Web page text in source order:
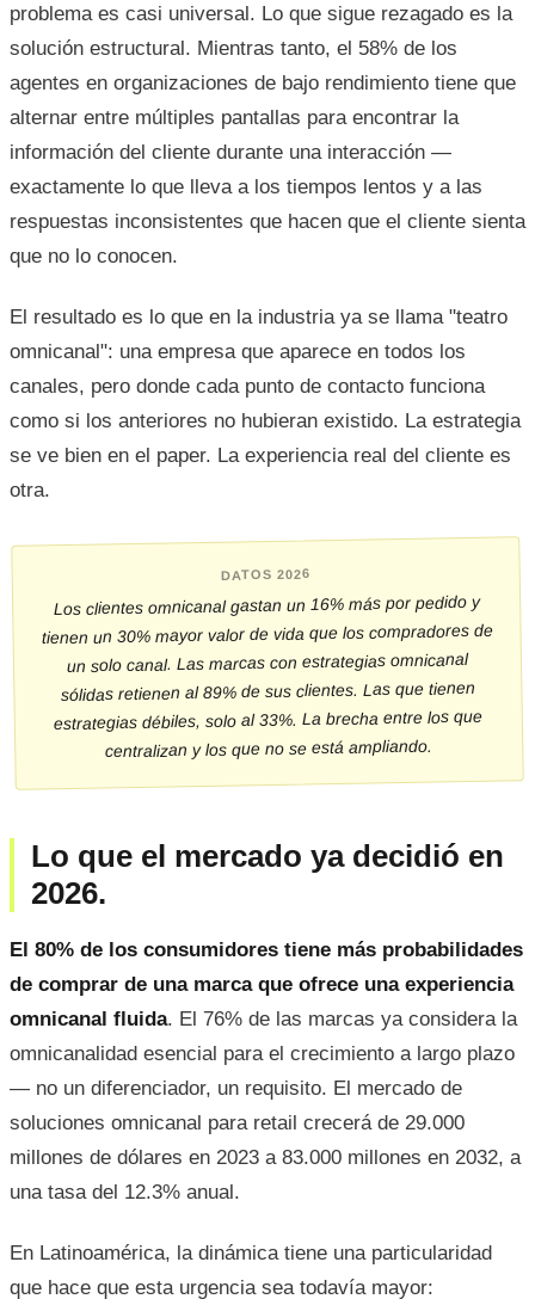
problema es casi universal. Lo que sigue rezagado es la
solución estructural. Mientras tanto, el 58% de los
agentes en organizaciones de bajo rendimiento tiene que
alternar entre múltiples pantallas para encontrar la
información del cliente durante una interacción —
exactamente lo que lleva a los tiempos lentos y a las
respuestas inconsistentes que hacen que el cliente sienta
que no lo conocen.
El resultado es lo que en la industria ya se llama "teatro
omnicanal": una empresa que aparece en todos los
canales, pero donde cada punto de contacto funciona
como si los anteriores no hubieran existido. La estrategia
se ve bien en el paper. La experiencia real del cliente es
otra.
DATOS 2026
Los clientes omnicanal gastan un 16% más por pedido y
tienen un 30% mayor valor de vida que los compradores de
un solo canal. Las marcas con estrategias omnicanal
sólidas retienen al 89% de sus clientes. Las que tienen
estrategias débiles, solo al 33%. La brecha entre los que
centralizan y los que no se está ampliando.
Lo que el mercado ya decidió en
2026.
El 80% de los consumidores tiene más probabilidades
de comprar de una marca que ofrece una experiencia
omnicanal fluida. El 76% de las marcas ya considera la
omnicanalidad esencial para el crecimiento a largo plazo
— no un diferenciador, un requisito. El mercado de
soluciones omnicanal para retail crecerá de 29.000
millones de dólares en 2023 a 83.000 millones en 2032, a
una tasa del 12.3% anual.
En Latinoamérica, la dinámica tiene una particularidad
que hace que esta urgencia sea todavía mayor: